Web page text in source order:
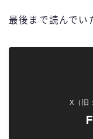
最後まで読んでい
X（旧